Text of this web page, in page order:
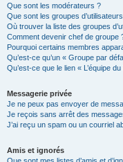
Que sont les modérateurs ?
Que sont les groupes
Où trouver la liste des groupes
Comment devenir chef de groupe
Pourquoi certains membres
Qu’est-ce qu’un « Groupe par
Qu’est-ce que le lien « L’équipe
Messagerie privée
Je ne peux pas envoyer de
Je reçois sans arrêt des
J’ai reçu un spam ou un courriel
Amis et ignorés